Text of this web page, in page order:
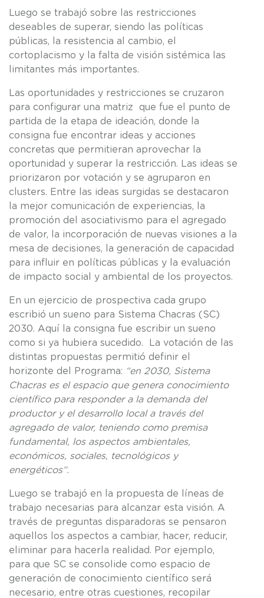
Luego se trabajó sobre las restricciones
deseables de superar, siendo las políticas
públicas, la resistencia al cambio, el
cortoplacismo y la falta de visión sistémica las
limitantes más importantes.
Las oportunidades y restricciones se cruzaron
para configurar una matriz que fue el punto de
partida de la etapa de ideación, donde la
consigna fue encontrar ideas y acciones
concretas que permitieran aprovechar la
oportunidad y superar la restricción. Las ideas se
priorizaron por votación y se agruparon en
clusters. Entre las ideas surgidas se destacaron
la mejor comunicación de experiencias, la
promoción del asociativismo para el agregado
de valor, la incorporación de nuevas visiones a la
mesa de decisiones, la generación de capacidad
para influir en políticas públicas y la evaluación
de impacto social y ambiental de los proyectos.
En un ejercicio de prospectiva cada grupo
escribió un sueno para Sistema Chacras (SC)
2030. Aquí la consigna fue escribir un sueno
como si ya hubiera sucedido. La votación de las
distintas propuestas permitió definir el
horizonte del Programa: “en 2030, Sistema
Chacras es el espacio que genera conocimiento
científico para responder a la demanda del
productor y el desarrollo local a través del
agregado de valor, teniendo como premisa
fundamental, los aspectos ambientales,
económicos, sociales, tecnológicos y
energéticos”.
Luego se trabajó en la propuesta de líneas de
trabajo necesarias para alcanzar esta visión. A
través de preguntas disparadoras se pensaron
aquellos los aspectos a cambiar, hacer, reducir,
eliminar para hacerla realidad. Por ejemplo,
para que SC se consolide como espacio de
generación de conocimiento científico será
necesario, entre otras cuestiones, recopilar